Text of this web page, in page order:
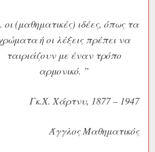
(μαθηματικές) ιδέες, όπως τα
ή οι λέξεις πρέπει να
ταιριάζουν με έναν τρόπο
αρμονικό. ”
Γκ.Χ. Χάρτνυ, 1877 – 1947
Άγγλος Μαθηματικός